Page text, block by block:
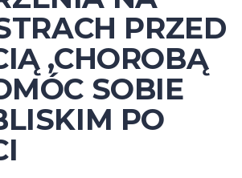
PRZED
,CHOROBĄ
SOBIE
PO